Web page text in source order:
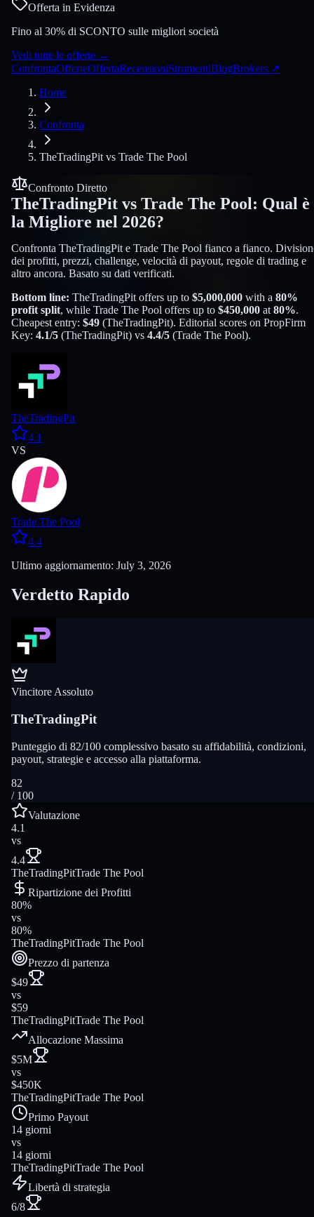
Offerta in Evidenza
Fino al 30% di SCONTO sulle migliori società
Vedi tutte le offerte →
ConfrontaOfferteOffertaRecensioniStrumentiBlogBrokers ↗
Home
Confronta
TheTradingPit vs Trade The Pool
Confronto Diretto
TheTradingPit vs Trade The Pool: Qual è
la Migliore nel 2026?
Confronta TheTradingPit e Trade The Pool fianco a fianco.
dei profitti, prezzi, challenge, velocità di payout, regole di trading e
altro ancora. Basato su dati verificati.
Bottom line: TheTradingPit offers up to $5,000,000 with a 80%
profit split, while Trade The Pool offers up to $450,000 at 80%.
Cheapest entry: $49 (TheTradingPit). Editorial scores on PropFirm
Key: 4.1/5 (TheTradingPit) vs 4.4/5 (Trade The Pool).
TheTradingPit
4.1
VS
Trade The Pool
4.4
Ultimo aggiornamento: July 3, 2026
Verdetto Rapido
Vincitore Assoluto
TheTradingPit
Punteggio di 82/100 complessivo basato su affidabilità, condizioni,
payout, strategie e accesso alla piattaforma.
82
/ 100
Valutazione
4.1
vs
4.4
TheTradingPitTrade The Pool
Ripartizione dei Profitti
80%
vs
80%
TheTradingPitTrade The Pool
Prezzo di partenza
$49
vs
$59
TheTradingPitTrade The Pool
Allocazione Massima
$5M
vs
$450K
TheTradingPitTrade The Pool
Primo Payout
14 giorni
vs
14 giorni
TheTradingPitTrade The Pool
Libertà di strategia
6/8